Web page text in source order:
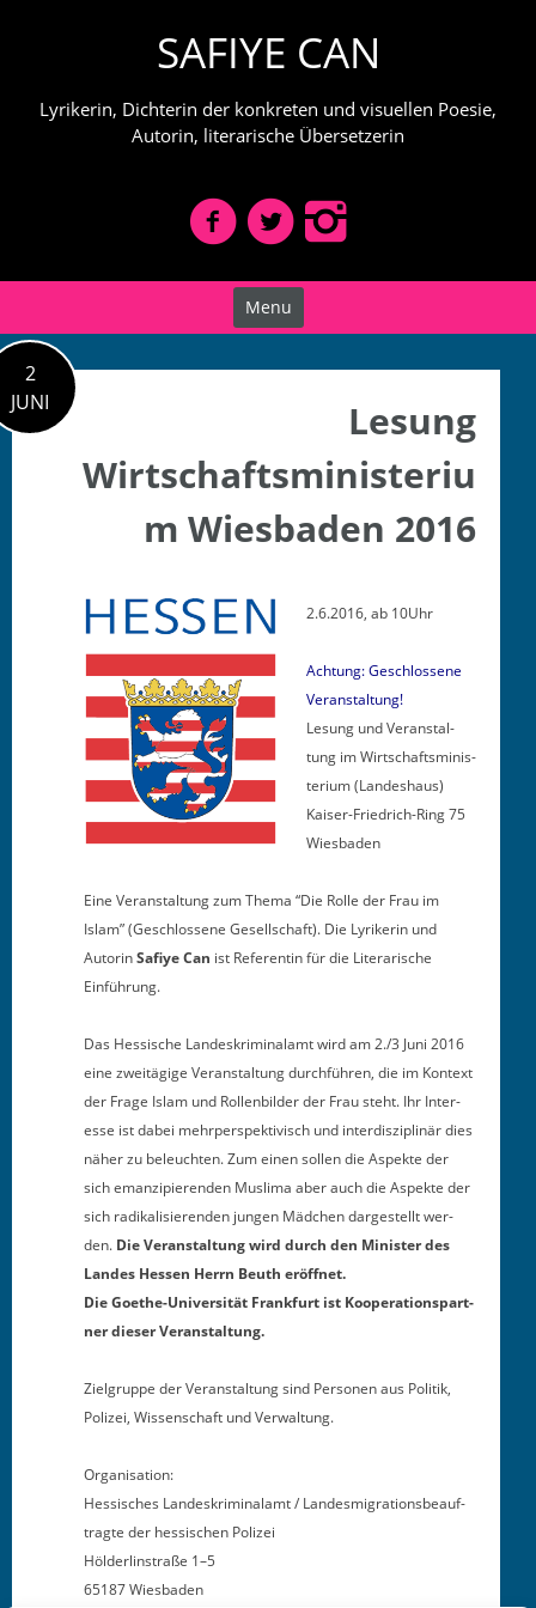
SAFIYE CAN
Lyrikerin, Dichterin der konkreten und visuellen Poesie,
Autorin, literarische Übersetzerin
Menu
2
JUNI
Lesung
Wirtschaftsministeriu
m Wiesbaden 2016
2.6.2016, ab 10Uhr
Achtung: Geschlossene
Veranstaltung!
Lesung und Ver­anstal­
tung im Wirtschaftsmin­is­
teri­um (Lan­deshaus)
Kaiser-Friedrich-Ring 75
Wiesbaden
Eine Ver­anstal­tung zum The­ma “Die Rolle der Frau im
Islam” (Geschlossene Gesellschaft). Die Lyrik­erin und
AutorinSafiye Can ist Ref­er­entin für die Lit­er­arische
Einführung.
Das Hes­sis­che Lan­deskrim­i­nalamt wird am 2./3 Juni 2016
eine zweitägige Ver­anstal­tung durch­führen, die im Kon­text
der Frage Islam und Rol­len­bilder der Frau ste­ht. Ihr Inter­
esse ist dabei mehrper­spek­tivisch und inter­diszi­plinär dies
näher zu beleucht­en. Zum einen sollen die Aspek­te der
sich emanzip­ieren­den Mus­li­ma aber auch die Aspek­te der
sich radikalisieren­den jun­gen Mäd­chen dargestellt wer­
den. Die Ver­anstal­tung wird durch den Min­is­ter des
Lan­des Hes­sen Her­rn Beuth eröffnet.
Die Goethe-Uni­ver­sität Frank­furt ist Koop­er­a­tionspart­
ner dieser Veranstaltung.
Ziel­gruppe der Ver­anstal­tung sind Per­so­n­en aus Poli­tik,
Polizei, Wis­senschaft und Verwaltung.
Organ­i­sa­tion:
Hes­sis­ches Lan­deskrim­i­nalamt / Lan­desmi­gra­tions­beauf­
tragte der hes­sis­chen Polizei
Hölder­lin­straße 1–5
65187 Wiesbaden